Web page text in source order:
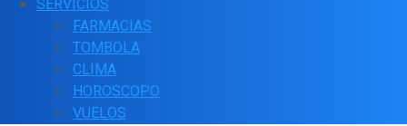
SERVICIOS
FARMACIAS
TOMBOLA
CLIMA
HOROSCOPO
VUELOS